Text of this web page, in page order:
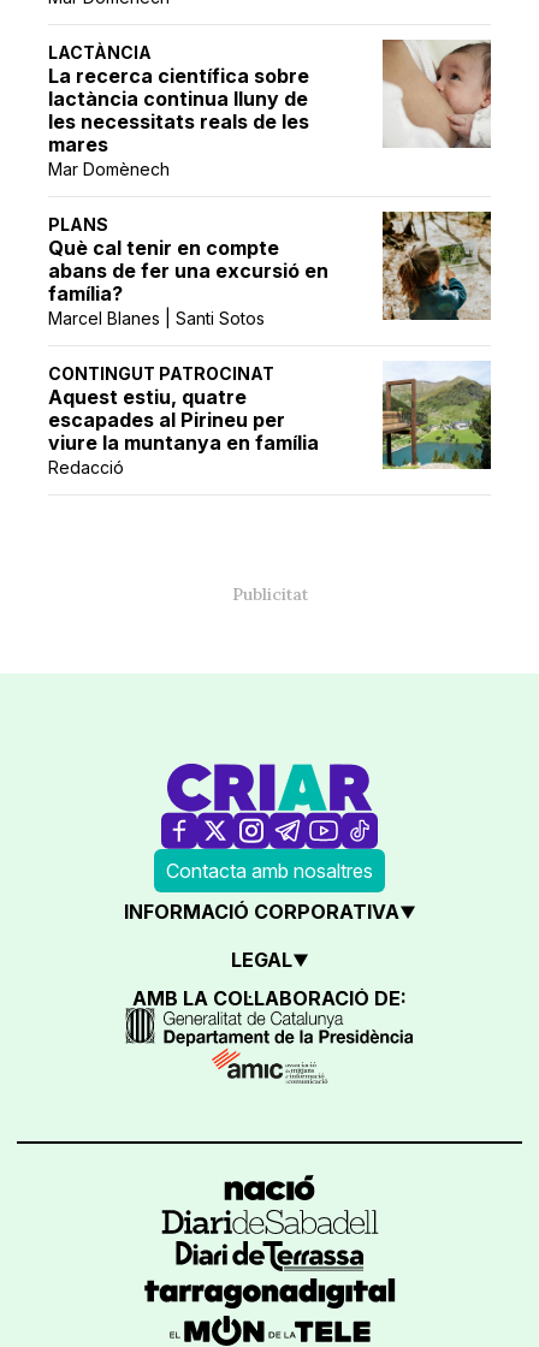
LACTÀNCIA
La recerca científica sobre
lactància continua lluny de
les necessitats reals de les
mares
Mar Domènech
PLANS
Què cal tenir en compte
abans de fer una excursió en
família?
Marcel Blanes | Santi Sotos
CONTINGUT PATROCINAT
Aquest estiu, quatre
escapades al Pirineu per
viure la muntanya en família
Redacció
Contacta amb nosaltres
INFORMACIÓ CORPORATIVA
LEGAL
AMB LA COL·LABORACIÓ DE: